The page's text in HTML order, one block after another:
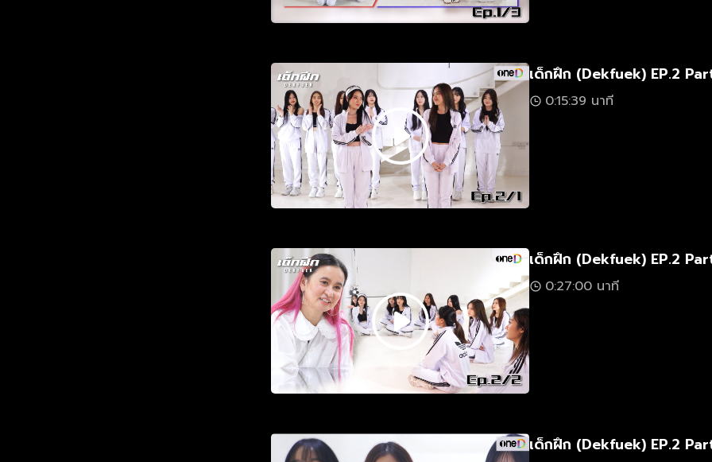
เด็กฝึก (Dekfuek) EP.2
0:15:39 นาที
เด็กฝึก (Dekfuek) EP.2
0:27:00 นาที
เด็กฝึก (Dekfuek) EP.2